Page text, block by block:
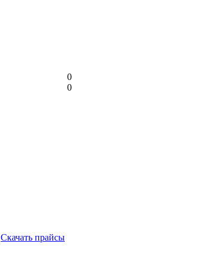
Скачать прайсы
0
0